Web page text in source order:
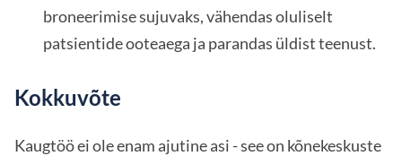
broneerimise sujuvaks, vähendas oluliselt
patsientide ooteaega ja parandas üldist teenust.
Kokkuvõte
Kaugtöö ei ole enam ajutine asi - see on kõnekeskuste